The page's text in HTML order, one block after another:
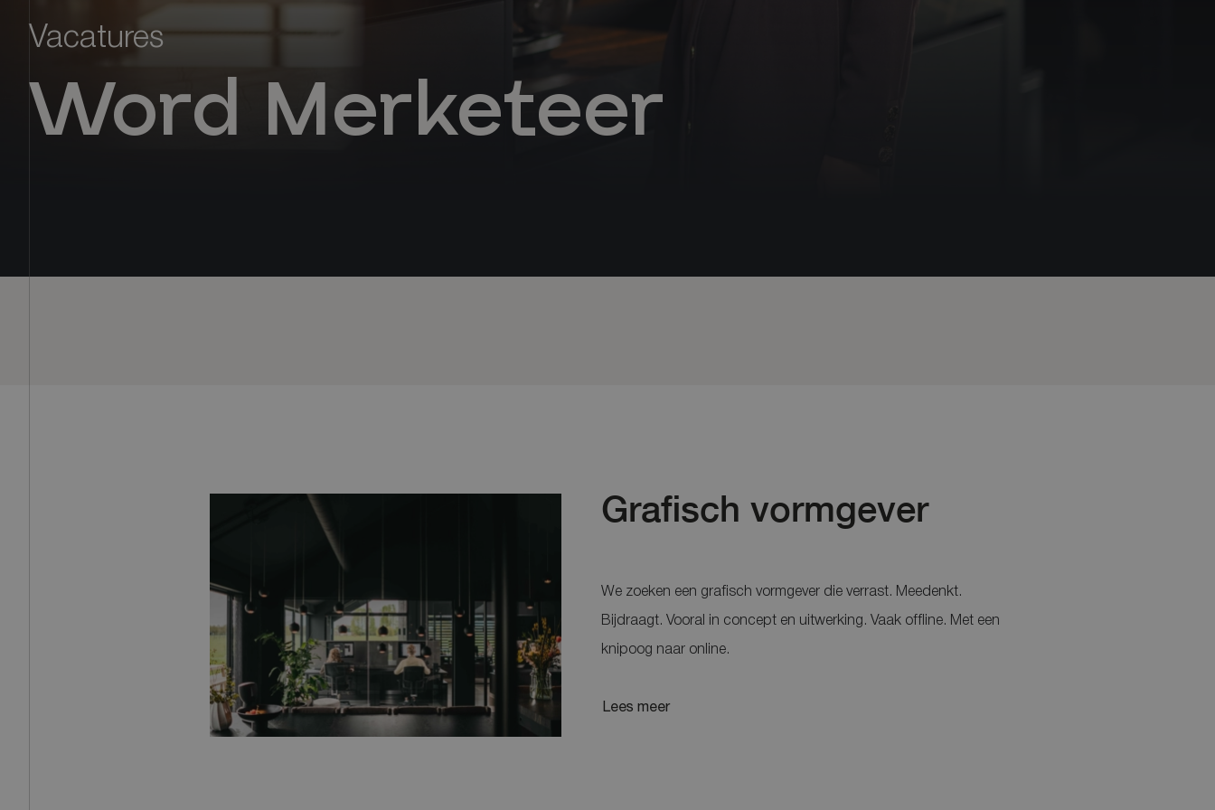
Vacatures
Word Merketeer
Grafisch vormgever
We zoeken een grafisch vormgever die verrast. Meedenkt.
Bijdraagt. Vooral in concept en uitwerking. Vaak offline. Met een
knipoog naar online.
Lees meer